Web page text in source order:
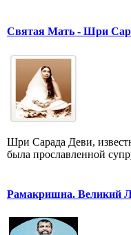
Святая Мать - Шри
Шри Сарада Деви,
была прославленной
Рамакришна. Великий